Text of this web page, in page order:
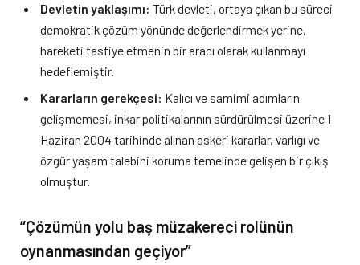
Devletin yaklaşımı: Türk devleti, ortaya çıkan bu süreci
demokratik çözüm yönünde değerlendirmek yerine,
hareketi tasfiye etmenin bir aracı olarak kullanmayı
hedeflemiştir.
Kararların gerekçesi: Kalıcı ve samimi adımların
gelişmemesi, inkar politikalarının sürdürülmesi üzerine 1
Haziran 2004 tarihinde alınan askeri kararlar, varlığı ve
özgür yaşam talebini koruma temelinde gelişen bir çıkış
olmuştur.
“Çözümün yolu baş müzakereci rolünün
oynanmasından geçiyor”